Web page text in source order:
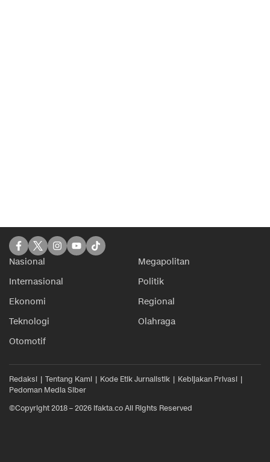
Nasional
Megapolitan
Internasional
Politik
Ekonomi
Regional
Teknologi
Olahraga
Otomotif
Redaksi Tentang Kami Kode Etik Jurnalistik
Kebijakan Privasi
Pedoman Media Siber
©Copyright 2018 – 2026 ifakta.co All Rights Reserved